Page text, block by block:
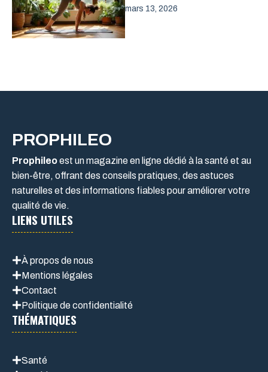
mars 13, 2026
PROPHILEO
Prophileoest un magazine en ligne dédié à la santé et au
bien-être, offrant des conseils pratiques, des astuces
naturelles et des informations fiables pour améliorer votre
qualité de vie.
LIENS UTILES
À propos de nous
Mentions légales
Contact
Politique de confidentialité
THÉMATIQUES
Santé